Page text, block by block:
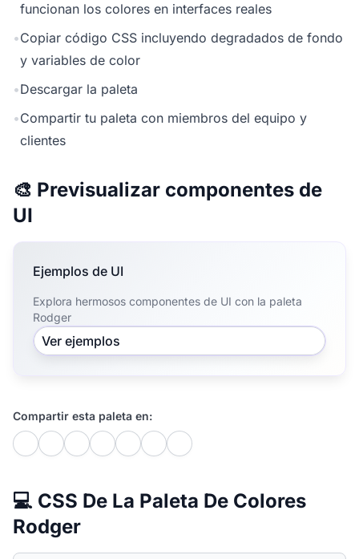
funcionan los colores en interfaces reales
•Copiar código CSS incluyendo degradados de fondo
y variables de color
•Descargar la paleta
•Compartir tu paleta con miembros del equipo y
clientes
🎨 Previsualizar componentes de
UI
Ejemplos de UI
Explora hermosos componentes de UI con la paleta
Rodger
Ver ejemplos
Compartir esta paleta en:
💻 CSS De La Paleta De Colores
Rodger